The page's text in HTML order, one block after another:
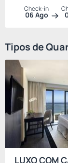
Check-in
06 Ago
Tipos de
LUXO COM